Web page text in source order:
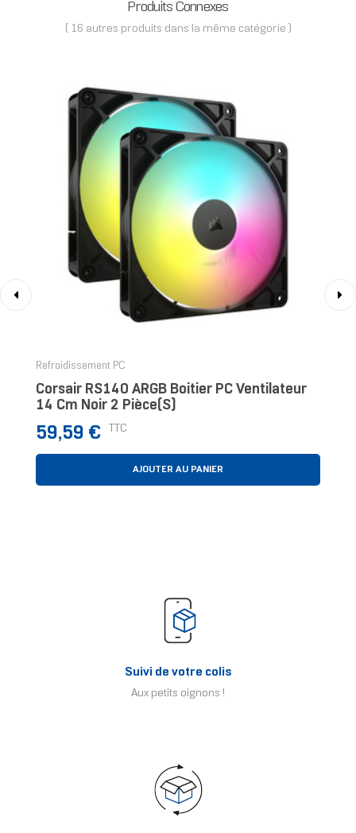
Produits Connexes
( 16 autres produits dans la même catégorie )
Refroidissement PC
Corsair RS140 ARGB Boitier PC Ventilateur
14 Cm Noir 2 Pièce(s)
Prix
59,59 € TTC
AJOUTER AU PANIER
Suivi de votre colis
Aux petits oignons !